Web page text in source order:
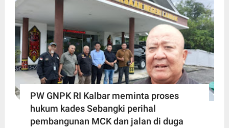
PW GNPK RI Kalbar meminta proses
hukum kades Sebangki perihal
pembangunan MCK dan jalan di duga